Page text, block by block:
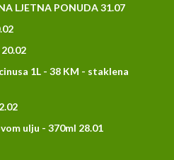
LJETNA PONUDA 31.07
1L - 38 KM - staklena
ulju - 370ml 28.01